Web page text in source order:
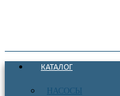
КАТАЛОГ
НАСОСЫ